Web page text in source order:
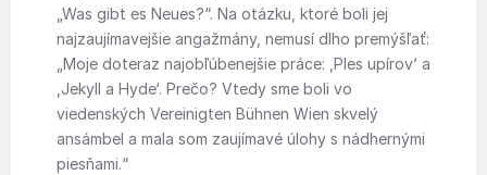
„Was gibt es Neues?“. Na otázku, ktoré boli jej
najzaujímavejšie angažmány, nemusí dlho premýšľať:
„Moje doteraz najobľúbenejšie práce: ,Ples upírov‘ a
,Jekyll a Hyde‘. Prečo? Vtedy sme boli vo
viedenských Vereinigten Bühnen Wien skvelý
ansámbel a mala som zaujímavé úlohy s nádhernými
piesňami.“